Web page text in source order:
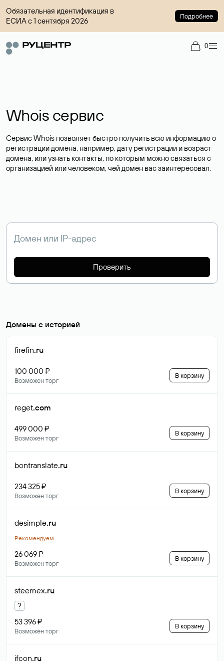
Обязательная идентификация в
ЕСИА с 1 сентября 2026
Подробнее
0
Whois сервис
Сервис Whois позволяет быстро получить всю информацию о
регистрации домена, например, дату регистрации и возраст
домена, или узнать контакты, по которым можно связаться с
организацией или человеком, чей домен вас заинтересовал.
Проверить
Домены с историей
firefin.ru
100 000 ₽
Возможен торг
В корзину
reget.com
499 000 ₽
Возможен торг
В корзину
bontranslate.ru
234 325 ₽
Возможен торг
В корзину
desimple.ru
Рекомендуем
26 069 ₽
Возможен торг
В корзину
steemex.ru
?
53 396 ₽
Возможен торг
В корзину
ifcon.ru